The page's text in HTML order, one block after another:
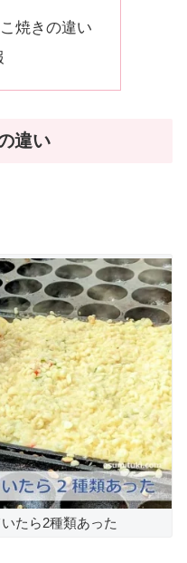
焼きの違い
違い
たら2種類あった